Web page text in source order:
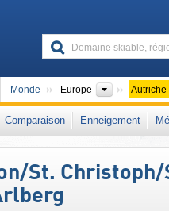
Monde Europe Continents
Autriche
Monde Europe Continents
Autriche
nord-orientales , Autriche occidentale ,
européenne
Comparaison Enneigement
​St.